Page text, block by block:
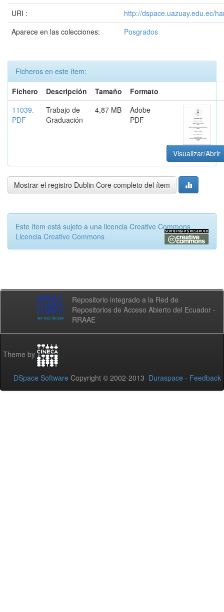
URI :
http://dspace.uazuay.edu.ec/
Aparece en las colecciones:
Posgrados
Ficheros en este ítem:
Fichero
Descripción Tamaño
Formato
11039.
PDF
Trabajo de
Graduación
4,87 MB
Adobe
PDF
Visualizar/Abrir
Mostrar el registro Dublin Core completo del ítem
Este ítem está sujeto a una licencia Creative Commons
Licencia Creative Commons
Repositorio integrado a la Red de
Repositorios de Acceso Abierto del Ecuador -
RRAAE
Theme by
DSpace Software Copyright © 2002-2013 Duraspace - Feedback